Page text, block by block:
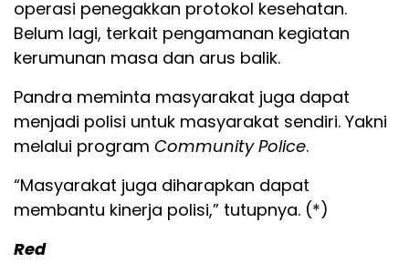
operasi penegakkan protokol kesehatan.
Belum lagi, terkait pengamanan kegiatan
kerumunan masa dan arus balik.
Pandra meminta masyarakat juga dapat
menjadi polisi untuk masyarakat sendiri. Yakni
melalui program Community Police.
“Masyarakat juga diharapkan dapat
membantu kinerja polisi,” tutupnya. (*)
Red